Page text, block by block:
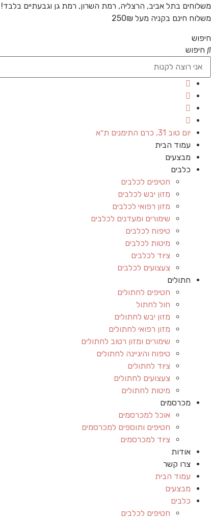
משלוחים בתל אביב, הרצליה, רמת השרון, רמת גן וגבעתיים בלבד!
משלוח חינם בקניה מעל 250₪
חיפוש
חיפוש
יום טוב 31, כרם התימנים ת״א
עמוד הבית
מבצעים
כלבים
חטיפים לכלבים
מזון יבש לכלבים
מזון רפואי לכלבים
שימורים ומעדנים לכלבים
טיפוח לכלבים
מיטות לכלבים
ציוד לכלבים
צעצועים לכלבים
חתולים
חטיפים לחתולים
חול לחתול
מזון יבש לחתולים
מזון רפואי לחתולים
שימורים ומזון רטוב לחתולים
טיפוח והיגיינה לחתולים
ציוד לחתולים
צעצועים לחתולים
מיטות לחתולים
מכרסמים
אוכל למכרסמים
חטיפים ותוספים למכרסמים
ציוד למכרסמים
אודות
צרו קשר
עמוד הבית
מבצעים
כלבים
חטיפים לכלבים